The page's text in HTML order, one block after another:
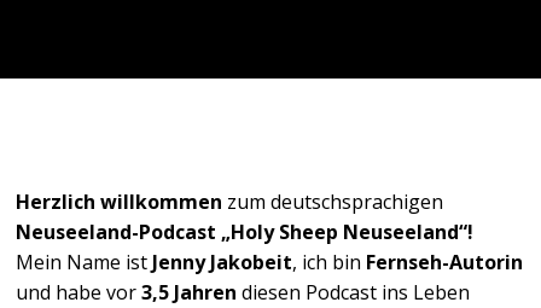
Herzlich willkommen zum deutschsprachigen
Neuseeland-Podcast „Holy Sheep Neuseeland“!
Mein Name ist Jenny Jakobeit, ich bin Fernseh-Autorin
und habe vor3,5 Jahren diesen Podcast ins Leben